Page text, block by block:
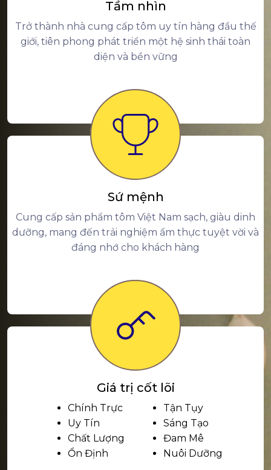
Tầm nhìn
Trở thành nhà cung cấp tôm uy tín hàng đầu thế
giới, tiên phong phát triển một hệ sinh thái toàn
diện và bền vững
Sứ mệnh
Cung cấp sản phẩm tôm Việt Nam sạch, giàu dinh
dưỡng, mang đến trải nghiệm ẩm thực tuyệt vời và
đáng nhớ cho khách hàng
Giá trị cốt lõi
Chính Trực
Uy Tín
Chất Lượng
Ổn Định
Tận Tụy
Sáng Tạo
Đam Mê
Nuôi Dưỡng